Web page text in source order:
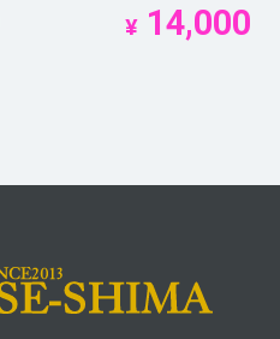
¥ 14,000